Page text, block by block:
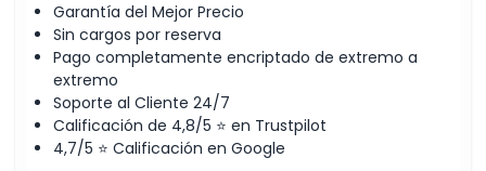
Garantía del Mejor Precio
Sin cargos por reserva
Pago completamente encriptado de extremo a
extremo
Soporte al Cliente 24/7
Calificación de 4,8/5 ⭐ en Trustpilot
4,7/5 ⭐ Calificación en Google